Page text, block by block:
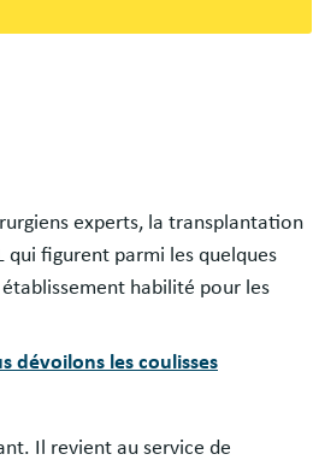
experts, la transplantation
qui figurent parmi les quelques
habilité pour les
dévoilons les coulisses
Il revient au service de